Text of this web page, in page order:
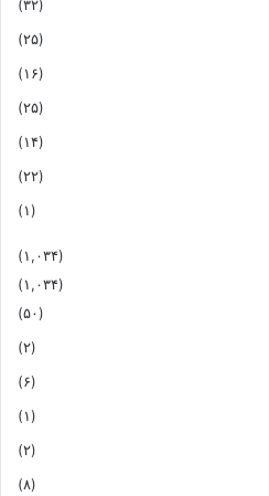
(۳۲)
(۲۵)
(۱۶)
(۲۵)
(۱۴)
(۲۲)
(۱)
(۱,۰۳۴)
(۱,۰۳۴)
(۵۰)
(۲)
(۶)
(۱)
(۲)
(۸)